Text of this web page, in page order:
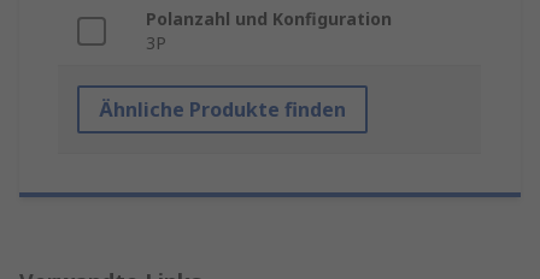
Polanzahl und Konfiguration
3P
Ähnliche Produkte finden